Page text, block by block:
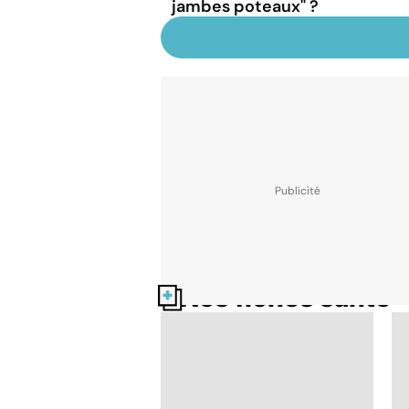
jambes poteaux" ?
Nos fiches santé